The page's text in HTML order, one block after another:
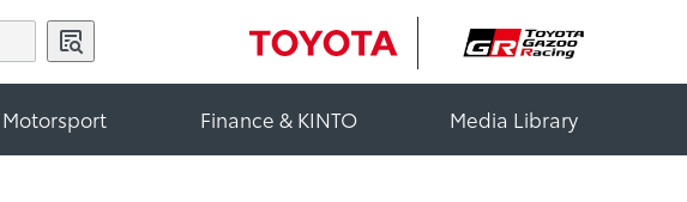
Motorsport Finance & KINTO Media Library